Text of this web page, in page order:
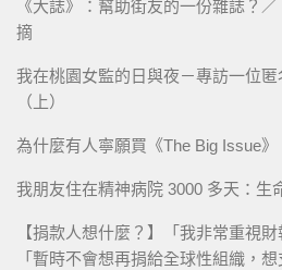
《大誌》：幫助街友的一份雜誌？
摘
我在桃園女監的日與夜－專訪一位
（上）
為什麼有人寧願買《The Big Issue》
我朋友住在精神病院 3000 多天：生
【捐款人想什麼？】「我非常重視
「暫時不會想再捐給全球性組織，